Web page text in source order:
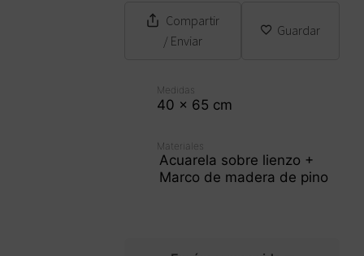
Compartir
/ Enviar
Guardar
Medidas
40 x 65 cm
Materiales
Acuarela sobre lienzo +
Marco de madera de pino